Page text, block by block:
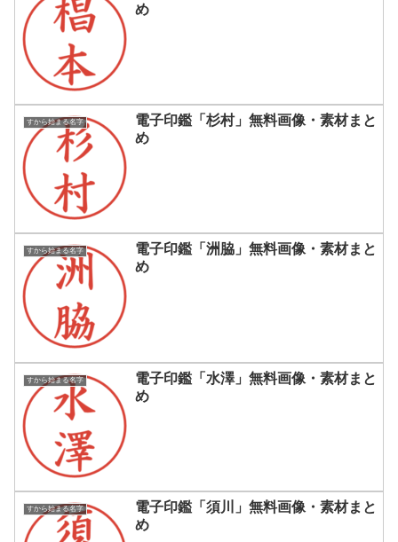
め
すから始まる名字
電子印鑑「杉村」無料画像・素材まと
め
すから始まる名字
電子印鑑「洲脇」無料画像・素材まと
め
すから始まる名字
電子印鑑「水澤」無料画像・素材まと
め
すから始まる名字
電子印鑑「須川」無料画像・素材まと
め